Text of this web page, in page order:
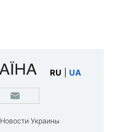
RU UA
Новости Украины